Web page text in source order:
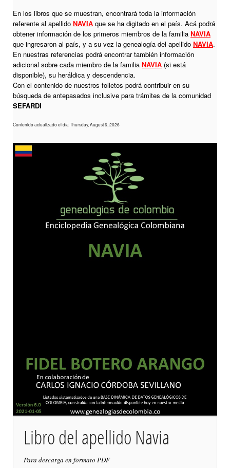
En los libros que se muestran, encontrará toda la información
referente al apellido NAVIA que se ha digitado en el país. Acá podrá
obtener información de los primeros miembros de la familia NAVIA
que ingresaron al país, y a su vez la genealogía del apellido NAVIA.
En nuestras referencias podrá encontrar también información
adicional sobre cada miembro de la familia NAVIA (si está
disponible), su heráldica y descendencia.
Con el contenido de nuestros folletos podrá contribuir en su
búsqueda de antepasados inclusive para trámites de la comunidad
SEFARDI
Contenido actualizado el día Thursday, August 6, 2026
Libro del apellido Navia
Para descarga en formato PDF